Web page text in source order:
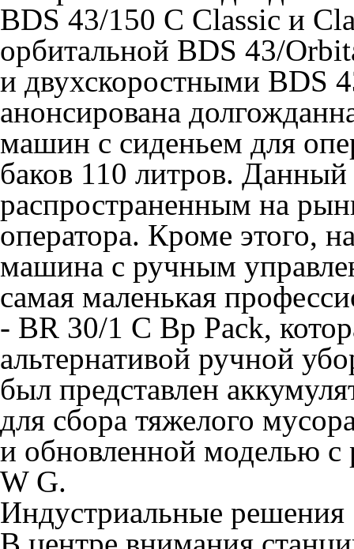
BDS 43/150 C Classic и
орбитальной BDS 43/
и двухскоростными BDS
анонсирована
машин с сиденьем для
баков 110 литров. Данный
распространенным на
оператора. Кроме этого,
машина с ручным
самая маленькая
- BR 30/1 C Bp Pack,
альтернативой ручной
был представлен
для сбора тяжелого
и обновленной моделью
W G.
Индустриальные решения